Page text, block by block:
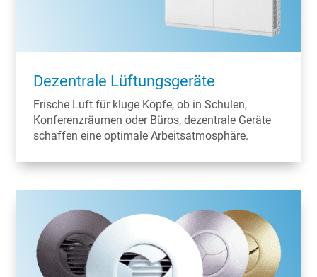
Dezentrale Lüftungsgeräte
Frische Luft für kluge Köpfe, ob in Schulen,
Konferenzräumen oder Büros, dezentrale Geräte
schaffen eine optimale Arbeitsatmosphäre.